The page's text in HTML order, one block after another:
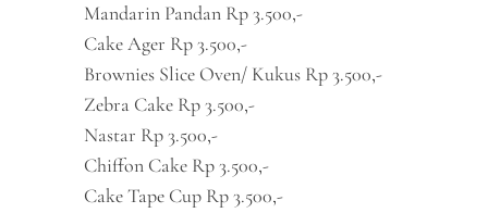
Mandarin Pandan Rp 3.500,-
Cake Ager Rp 3.500,-
Brownies Slice Oven/ Kukus Rp 3.500,-
Zebra Cake Rp 3.500,-
Nastar Rp 3.500,-
Chiffon Cake Rp 3.500,-
Cake Tape Cup Rp 3.500,-